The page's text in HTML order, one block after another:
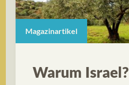
Magazinartikel
Warum Israel?